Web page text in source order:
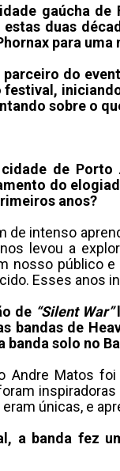
gaúcha de
duas
para
parceiro do
sobre o
de
do
anos?
de intenso
levou a
nosso público
Esses anos
de “Silent War”
bandas de
banda solo no
Andre Matos
inspiradoras
únicas, e
a banda fez